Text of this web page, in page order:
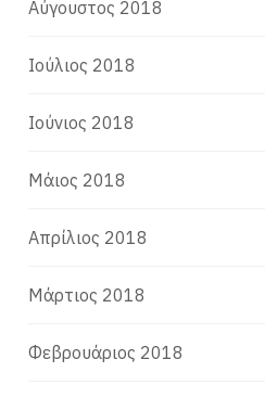
Αύγουστος 2018
Ιούλιος 2018
Ιούνιος 2018
Μάιος 2018
Απρίλιος 2018
Μάρτιος 2018
Φεβρουάριος 2018